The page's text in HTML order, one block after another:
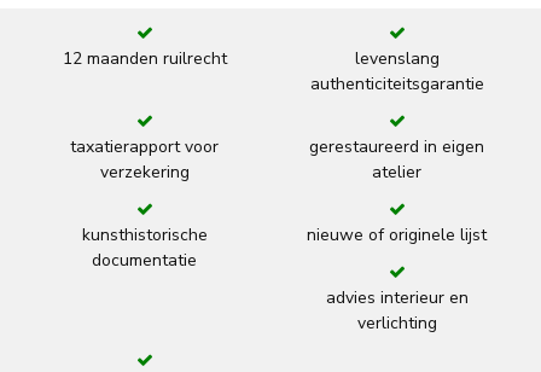
12 maanden ruilrecht
levenslang
authenticiteitsgarantie
taxatierapport voor
verzekering
gerestaureerd in eigen
atelier
kunsthistorische
documentatie
nieuwe of originele lijst
advies interieur en
verlichting